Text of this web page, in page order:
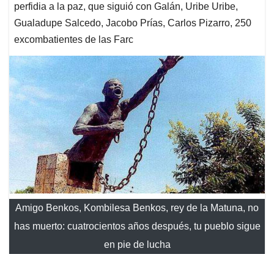
perfidia a la paz, que siguió con Galán, Uribe Uribe,
Gualadupe Salcedo, Jacobo Prías, Carlos Pizarro, 250
excombatientes de las Farc
Amigo Benkos, Kombilesa Benkos, rey de la Matuna, no
has muerto: cuatrocientos años después, tu pueblo sigue
en pie de lucha